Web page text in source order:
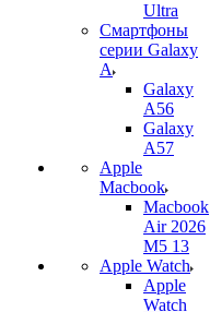
Ultra
Смартфоны
серии Galaxy
A
Galaxy
A56
Galaxy
A57
Apple
Macbook
Macbook
Air 2026
M5 13
Apple Watch
Apple
Watch